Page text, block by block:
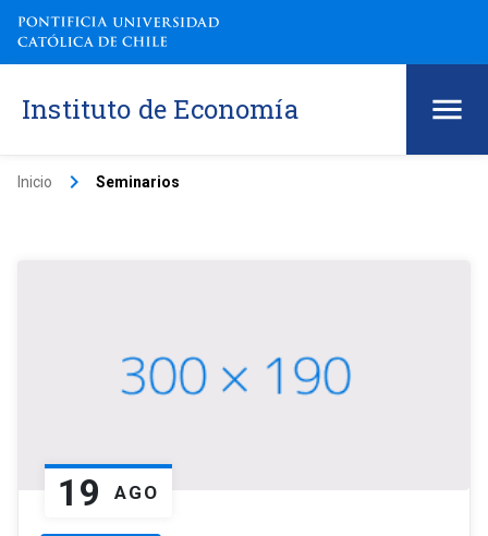
Instituto de Economía
Inicio keyboard_arrow_right Seminarios
19 AGO